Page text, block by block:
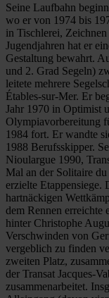
Seine Laufbahn
wo er von 1974 bis
in Tischlerei,
Jugendjahren hat er
Gestaltung bewahrt.
und 2. Grad Segeln)
leitete mehrere
Étables-sur-Mer. Er
Jahr 1970 in Optimist
Olympiavorbereitung
1984 fort. Er wandte
1988 Berufsskipper.
Nioulargue 1990,
Mal an der Solitaire
erzielte Etappensiege.
hartnäckigen
dem Rennen erreichte
hinter Christophe
Verschwinden von
vergeblich zu finden
zweiten Platz,
der Transat Jacques-
zusammenarbeitet.